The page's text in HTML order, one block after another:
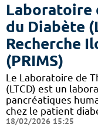
Laboratoire
du Diabète
Recherche
(PRIMS)
Le Laboratoire de
(LTCD) est un
pancréatiques
chez le patient
18/02/2026 15:25